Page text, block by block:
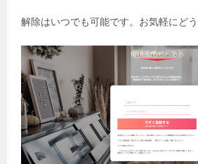
解除はいつでも可能です。お気軽にどう